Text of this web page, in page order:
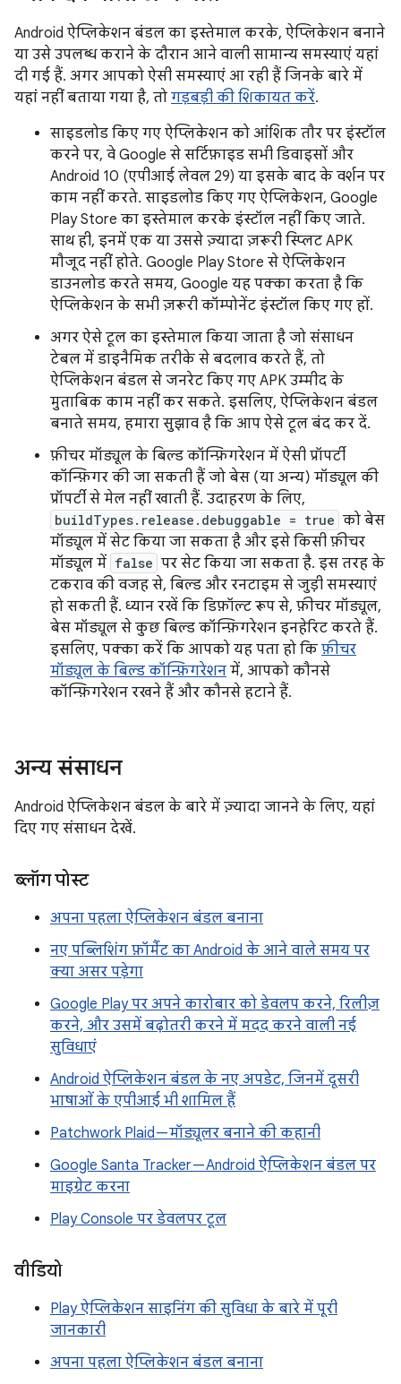
Android ऐप्लिकेशन बंडल का इस्तेमाल करके, ऐप्लिकेशन बनाने
या उसे उपलब्ध कराने के दौरान आने वाली सामान्य समस्याएं यहां
दी गई हैं. अगर आपको ऐसी समस्याएं आ रही हैं जिनके बारे में
यहां नहीं बताया गया है, तो गड़बड़ी की शिकायत करें.
साइडलोड किए गए ऐप्लिकेशन को आंशिक तौर पर इंस्टॉल
करने पर, वे Google से सर्टिफ़ाइड सभी डिवाइसों और
Android 10 (एपीआई लेवल 29) या इसके बाद के वर्शन पर
काम नहीं करते. साइडलोड किए गए ऐप्लिकेशन, Google
Play Store का इस्तेमाल करके इंस्टॉल नहीं किए जाते.
साथ ही, इनमें एक या उससे ज़्यादा ज़रूरी स्प्लिट APK
मौजूद नहीं होते. Google Play Store से ऐप्लिकेशन
डाउनलोड करते समय, Google यह पक्का करता है कि
ऐप्लिकेशन के सभी ज़रूरी कॉम्पोनेंट इंस्टॉल किए गए हों.
अगर ऐसे टूल का इस्तेमाल किया जाता है जो संसाधन
टेबल में डाइनैमिक तरीके से बदलाव करते हैं, तो
ऐप्लिकेशन बंडल से जनरेट किए गए APK उम्मीद के
मुताबिक काम नहीं कर सकते. इसलिए, ऐप्लिकेशन बंडल
बनाते समय, हमारा सुझाव है कि आप ऐसे टूल बंद कर दें.
फ़ीचर मॉड्यूल के बिल्ड कॉन्फ़िगरेशन में ऐसी प्रॉपर्टी
कॉन्फ़िगर की जा सकती हैं जो बेस (या अन्य) मॉड्यूल की
प्रॉपर्टी से मेल नहीं खाती हैं. उदाहरण के लिए,
buildTypes.release.debuggable = true को बेस
मॉड्यूल में सेट किया जा सकता है और इसे किसी फ़ीचर
मॉड्यूल में false पर सेट किया जा सकता है. इस तरह के
टकराव की वजह से, बिल्ड और रनटाइम से जुड़ी समस्याएं
हो सकती हैं. ध्यान रखें कि डिफ़ॉल्ट रूप से, फ़ीचर मॉड्यूल,
बेस मॉड्यूल से कुछ बिल्ड कॉन्फ़िगरेशन इनहेरिट करते हैं.
इसलिए, पक्का करें कि आपको यह पता हो कि फ़ीचर
मॉड्यूल के बिल्ड कॉन्फ़िगरेशन में, आपको कौनसे
कॉन्फ़िगरेशन रखने हैं और कौनसे हटाने हैं.
अन्य संसाधन
Android ऐप्लिकेशन बंडल के बारे में ज़्यादा जानने के लिए, यहां
दिए गए संसाधन देखें.
ब्लॉग पोस्ट
अपना पहला ऐप्लिकेशन बंडल बनाना
नए पब्लिशिंग फ़ॉर्मैट का Android के आने वाले समय पर
क्या असर पड़ेगा
Google Play पर अपने कारोबार को डेवलप करने, रिलीज़
करने, और उसमें बढ़ोतरी करने में मदद करने वाली नई
सुविधाएं
Android ऐप्लिकेशन बंडल के नए अपडेट, जिनमें दूसरी
भाषाओं के एपीआई भी शामिल हैं
Patchwork Plaid — मॉड्यूलर बनाने की कहानी
Google Santa Tracker — Android ऐप्लिकेशन बंडल पर
माइग्रेट करना
Play Console पर डेवलपर टूल
वीडियो
Play ऐप्लिकेशन साइनिंग की सुविधा के बारे में पूरी
जानकारी
अपना पहला ऐप्लिकेशन बंडल बनाना